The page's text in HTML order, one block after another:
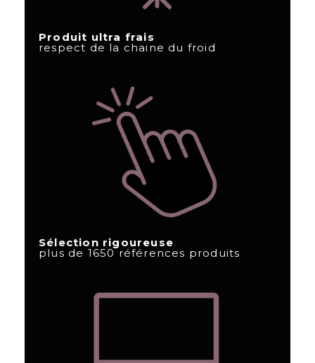
Produit ultra frais
respect de la chaine du froid
Sélection rigoureuse
plus de 1650 références produits